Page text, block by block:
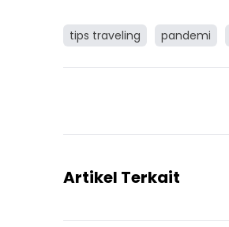
tips traveling pandemi
Artikel Terkait